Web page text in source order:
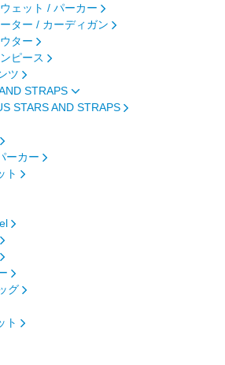
ェット / パーカー
ター / カーディガン
ウター
ピース
ツ
STRAPS
STARS AND STRAPS
ーカー
ト
グ
ト